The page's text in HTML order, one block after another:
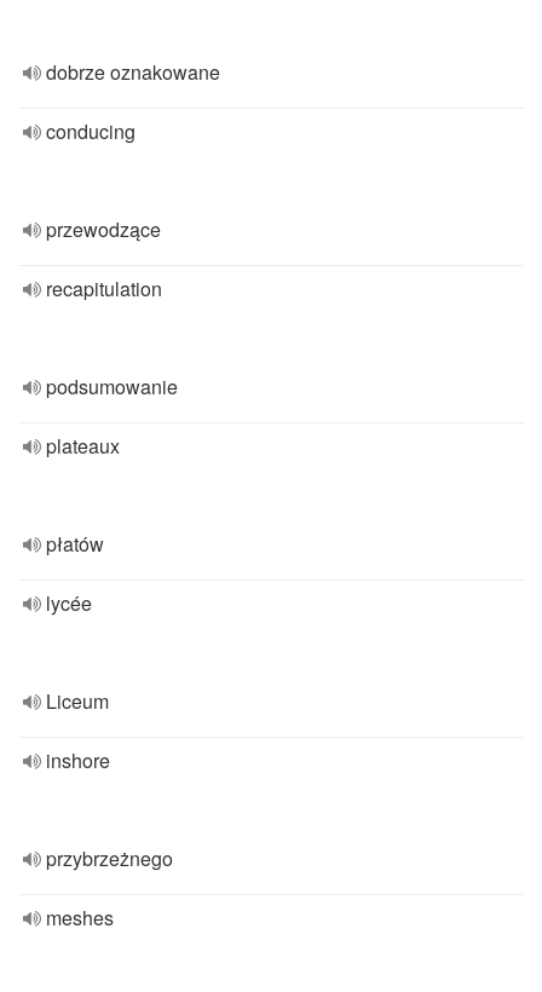
dobrze oznakowane
conducing
przewodzące
recapitulation
podsumowanie
plateaux
płatów
lycée
Liceum
inshore
przybrzeżnego
meshes